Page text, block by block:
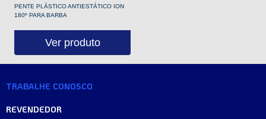
PENTE PLÁSTICO ANTIESTÁTICO ION
180º PARA BARBA
Ver produto
TRABALHE CONOSCO
REVENDEDOR